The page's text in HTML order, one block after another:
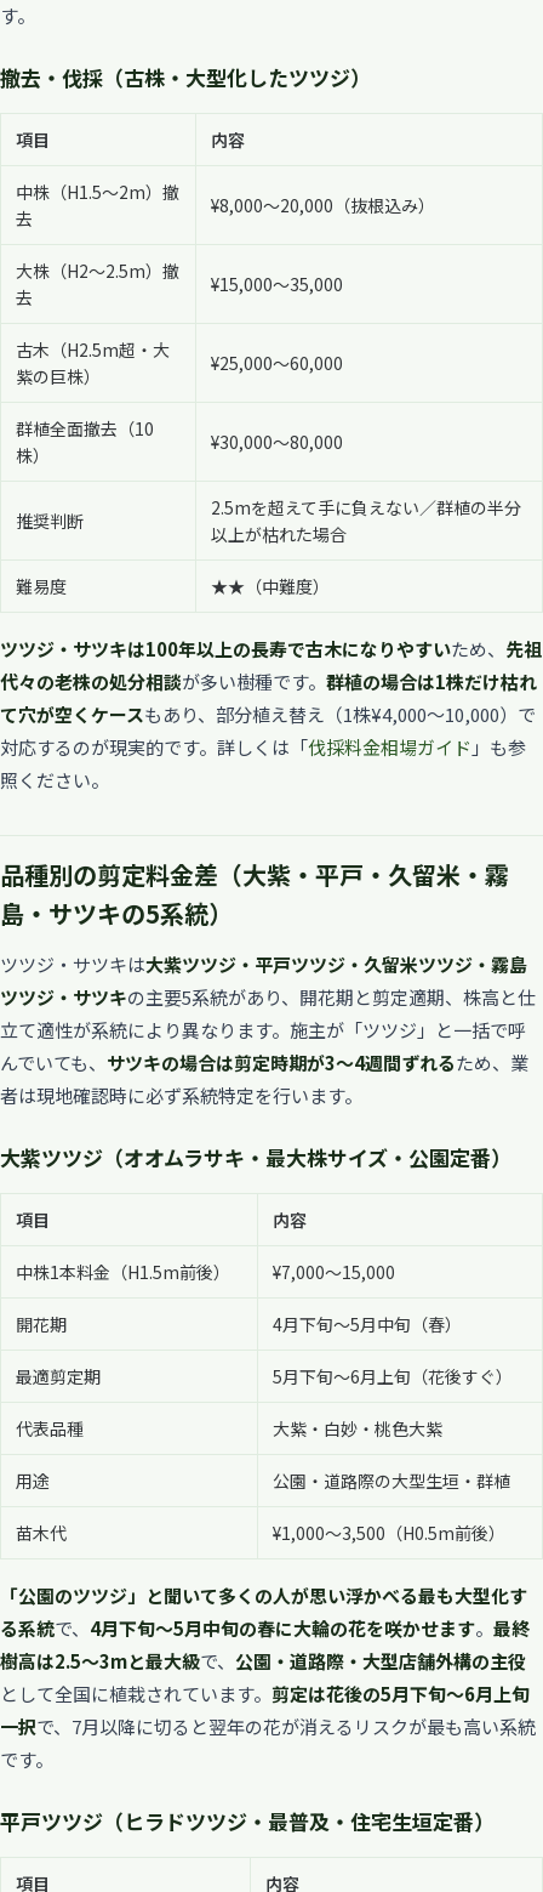
す。
撤去・伐採（古株・大型化したツツジ）
項目 内容
中株（H1.5〜2m）撤
去
¥8,000〜20,000（抜根込み）
大株（H2〜2.5m）撤
去
¥15,000〜35,000
古木（H2.5m超・大
紫の巨株）
¥25,000〜60,000
群植全面撤去（10
株）
¥30,000〜80,000
推奨判断
2.5mを超えて手に負えない／群植の半分
以上が枯れた場合
難易度 ★★（中難度）
ツツジ・サツキは100年以上の長寿で古木になりやすいため、 先祖
代々の老株の処分相談が多い樹種です。 群植の場合は1株だけ枯れ
て穴が空くケースもあり、部分植え替え（1株¥4,000〜10,000）で
対応するのが現実的です。詳しくは「伐採料金相場ガイド 」も参
照ください。
品種別の剪定料金差（大紫・平戸・久留米・霧
島・サツキの5系統）
ツツジ・サツキは大紫ツツジ・平戸ツツジ・久留米ツツジ・霧島
ツツジ・サツキの主要5系統があり、開花期と剪定適期、株高と仕
立て適性が系統により異なります。施主が「ツツジ」と一括で呼
んでいても、 サツキの場合は剪定時期が3〜4週間ずれるため、業
者は現地確認時に必ず系統特定を行います。
大紫ツツジ（オオムラサキ・最大株サイズ・公園定番）
項目 内容
中株1本料金（H1.5m前後） ¥7,000〜15,000
開花期 4月下旬〜5月中旬（春）
最適剪定期 5月下旬〜6月上旬（花後すぐ）
代表品種 大紫・白妙・桃色大紫
用途 公園・道路際の大型生垣・群植
苗木代 ¥1,000〜3,500（H0.5m前後）
「公園のツツジ」と聞いて多くの人が思い浮かべる最も大型化す
る系統で、 4月下旬〜5月中旬の春に大輪の花を咲かせます。 最終
樹高は2.5〜3mと最大級で、 公園・道路際・大型店舗外構の主役
として全国に植栽されています。 剪定は花後の5月下旬〜6月上旬
一択で、7月以降に切ると翌年の花が消えるリスクが最も高い系統
です。
平戸ツツジ（ヒラドツツジ・最普及・住宅生垣定番）
項目 内容